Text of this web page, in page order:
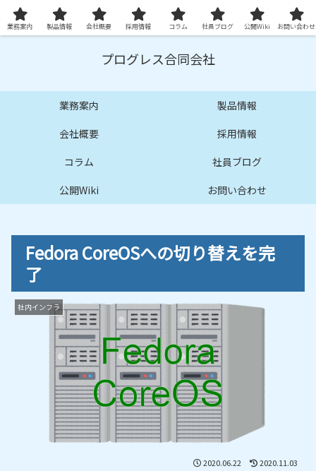
プロ品質の技術サービスとシステムを提供します
プログレス合同会社
業務案内
製品情報
会社概要
採用情報
コラム
社員ブログ
公開Wiki
お問い合わせ
Fedora CoreOSへの切り替えを完
了
社内インフラ
2020.06.22 2020.11.03
業務案内 製品情報 会社概要 採用情報 コラム 社員ブログ 公開Wiki お問い合わせ